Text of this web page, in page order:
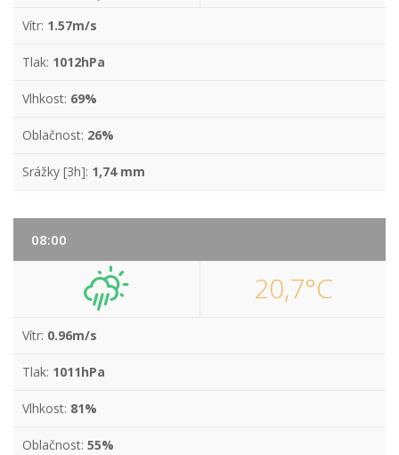
Vítr: 1.57m/s
Tlak: 1012hPa
Vlhkost: 69%
Oblačnost: 26%
Srážky [3h]: 1,74 mm
08:00
20,7°C
Vítr: 0.96m/s
Tlak: 1011hPa
Vlhkost: 81%
Oblačnost: 55%